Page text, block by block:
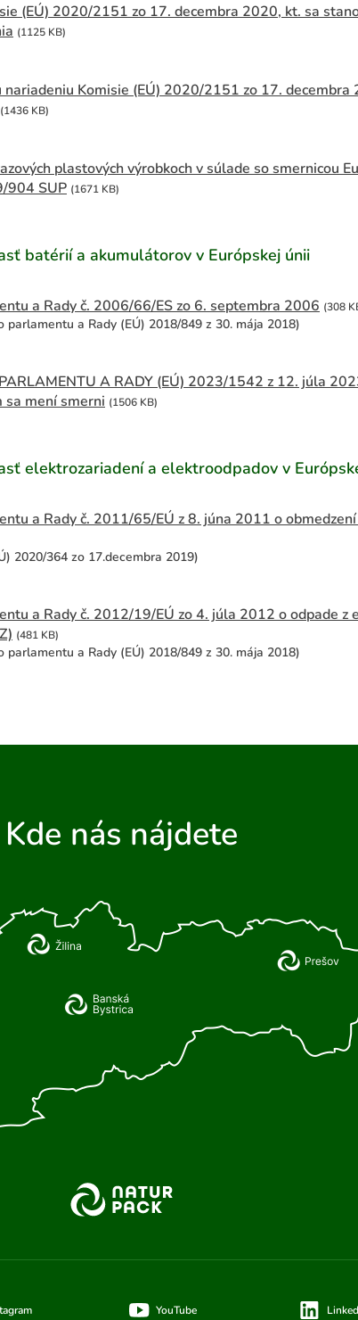
(EÚ) 2020/2151 zo 17. decembra 2020, kt. sa
(1125 KB)
nariadeniu Komisie (EÚ) 2020/2151 zo 17. decembra
(1436 KB)
plastových výrobkoch v súlade so smernicou
904 SUP (1671 KB)
batérií a akumulátorov v Európskej únii
a Rady č. 2006/66/ES zo 6. septembra 2006 (308
parlamentu a Rady (EÚ) 2018/849 z 30. mája 2018)
A RADY (EÚ) 2023/1542 z 12. júla
sa mení smerni (1506 KB)
elektrozariadení a elektroodpadov v
a Rady č. 2011/65/EÚ z 8. júna 2011 o
2020/364 zo 17.decembra 2019)
a Rady č. 2012/19/EÚ zo 4. júla 2012 o odpade z
(481 KB)
parlamentu a Rady (EÚ) 2018/849 z 30. mája 2018)
Kde nás nájdete
YouTube